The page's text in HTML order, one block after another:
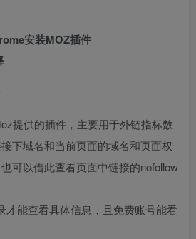
安装MOZ插件
提供的插件，主要用于外链指标数
下域名和当前页面的域名和页面权
可以借此查看页面中链接的nofollow
才能查看具体信息，且免费账号能看